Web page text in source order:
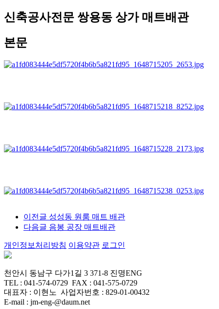
신축공사전문 쌍용동 상가 매트배관
본문
이전글 성성동 원룸 매트 배관
다음글 음봉 공장 매트배관
개인정보처리방침 이용약관 로그인
천안시 동남구 다가1길 3 371-8 진명ENG
TEL : 041-574-0729 FAX : 041-575-0729
대표자 : 이현노 사업자번호 : 829-01-00432
E-mail : jm-eng-@daum.net